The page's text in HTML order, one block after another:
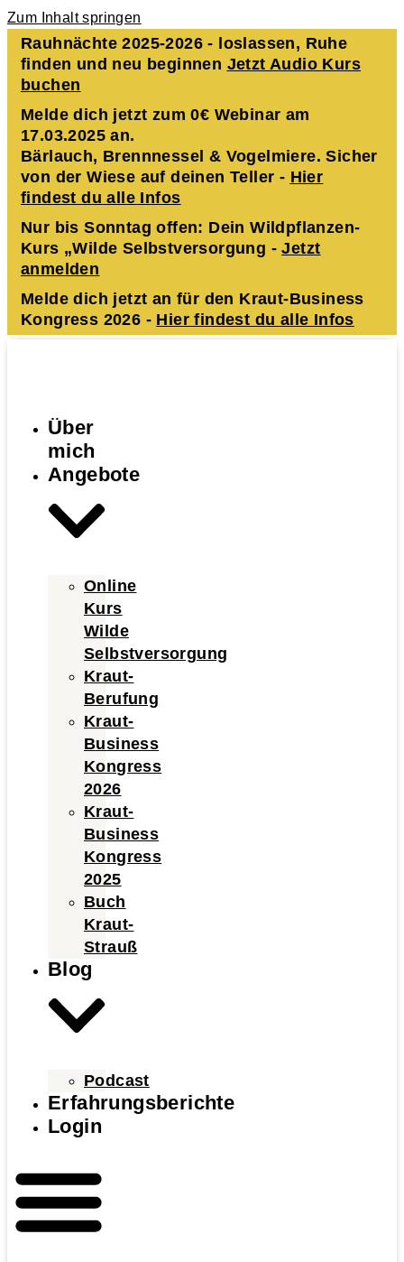
Zum Inhalt springen
Rauhnächte 2025-2026 - loslassen, Ruhe
finden und neu beginnen Jetzt Audio Kurs
buchen
Melde dich jetzt zum 0€ Webinar am
17.03.2025 an.
Bärlauch, Brennnessel & Vogelmiere. Sicher
von der Wiese auf deinen Teller - Hier
findest du alle Infos
Nur bis Sonntag offen: Dein Wildpflanzen-
Kurs „Wilde Selbstversorgung -Jetzt
anmelden
Melde dich jetzt an für den Kraut-Business
Kongress 2026 - Hier findest du alle Infos
Über
mich
Angebote
Online
Kurs
Wilde
Selbstversorgung
Kraut-
Berufung
Kraut-
Business
Kongress
2026
Kraut-
Business
Kongress
2025
Buch
Kraut-
Strauß
Blog
Podcast
Erfahrungsberichte
Login